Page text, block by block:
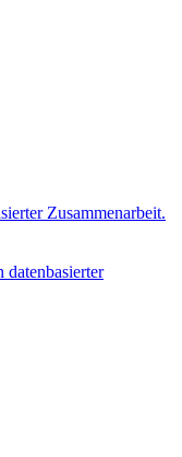
Zusammenarbeit.
datenbasierter